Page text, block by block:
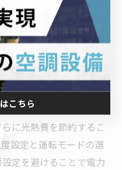
ハードルが下がりま
では、数万円から十数
、光熱費の節約効果で
報告されています。
費節約術
に光熱費を節約するこ
設定と運転モードの選
定を避けることで電力
こちら
こちら